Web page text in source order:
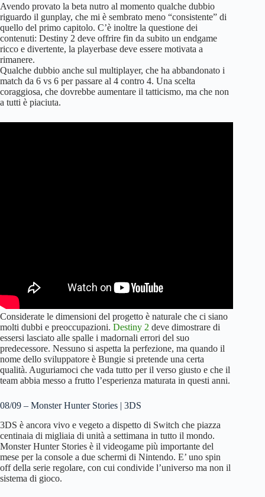
Avendo provato la beta nutro al momento qualche dubbio
riguardo il gunplay, che mi è sembrato meno “consistente” di
quello del primo capitolo. C’è inoltre la questione dei
contenuti: Destiny 2 deve offrire fin da subito un endgame
ricco e divertente, la playerbase deve essere motivata a
rimanere.
Qualche dubbio anche sul multiplayer, che ha abbandonato i
match da 6 vs 6 per passare al 4 contro 4. Una scelta
coraggiosa, che dovrebbe aumentare il tatticismo, ma che non
a tutti è piaciuta.
Considerate le dimensioni del progetto è naturale che ci siano
molti dubbi e preoccupazioni. Destiny 2 deve dimostrare di
essersi lasciato alle spalle i madornali errori del suo
predecessore. Nessuno si aspetta la perfezione, ma quando il
nome dello sviluppatore è Bungie si pretende una certa
qualità. Auguriamoci che vada tutto per il verso giusto e che il
team abbia messo a frutto l’esperienza maturata in questi anni.
08/09 – Monster Hunter Stories | 3DS
3DS è ancora vivo e vegeto a dispetto di Switch che piazza
centinaia di migliaia di unità a settimana in tutto il mondo.
Monster Hunter Stories è il videogame più importante del
mese per la console a due schermi di Nintendo. E’ uno spin
off della serie regolare, con cui condivide l’universo ma non il
sistema di gioco.